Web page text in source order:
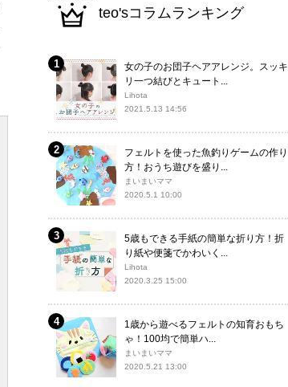
teo'sコラムランキング
女の子のお団子ヘアアレンジ。スッキ
リ一つ結びとキュート...
Lihota
2021.5.13 14:56
フェルトを使った魚釣りゲームの作り
方！おうち遊びを盛り...
まいまいママ
2020.5.1 10:00
5歳もできる手紙の簡単な折り方！折
り紙や便箋でかわいく...
Lihota
2020.3.25 15:00
1歳から遊べるフェルトの知育おもち
ゃ！100均で簡単ハ...
まいまいママ
2020.5.21 13:00